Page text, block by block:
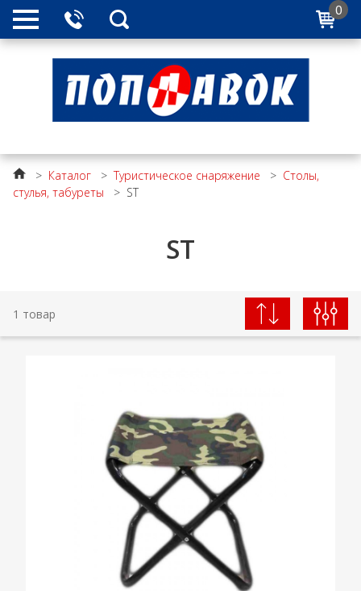
0
> Каталог >Туристическое снаряжение > Столы,
стулья, табуреты
> ST
ST
1 товар